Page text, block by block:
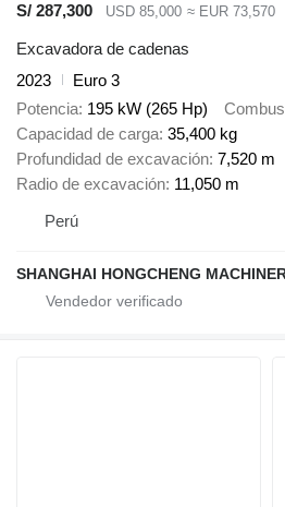
S/ 287,300
USD 85,000 ≈ EUR 73,570
Excavadora de cadenas
2023
Euro 3
Potencia 195 kW (265 Hp)
Capacidad de carga 35,400 kg
Profundidad de excavación 7,520 m
Radio de excavación 11,050 m
Perú
SHANGHAI HONGCHENG